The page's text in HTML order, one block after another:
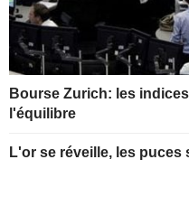
Bourse Zurich: les
l'équilibre
L'or se réveille, les puces